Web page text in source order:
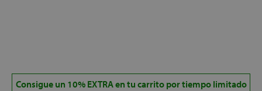
Consigue un 10% EXTRA en tu carrito por tiempo limitado